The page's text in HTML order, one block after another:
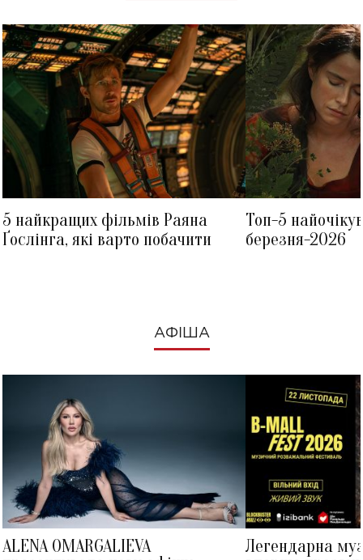
5 найкращих фільмів Раяна
Ґослінга, які варто побачити
Топ-5
березня-2026
АФІША
ALENA OMARGALIEVA
Легендарна